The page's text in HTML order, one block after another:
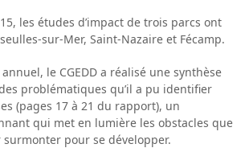
les études d’impact de trois parcs ont
sur-Mer, Saint-Nazaire et Fécamp.
le CGEDD a réalisé une synthèse
problématiques qu’il a pu identifier
(pages 17 à 21 du rapport), un
qui met en lumière les obstacles que
pour se développer.